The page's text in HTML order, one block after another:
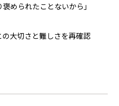
められたことないから」
大切さと難しさを再確認